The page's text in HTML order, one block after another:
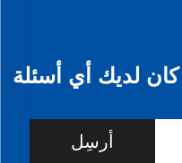
لديك أي أسئلة
أرسِل